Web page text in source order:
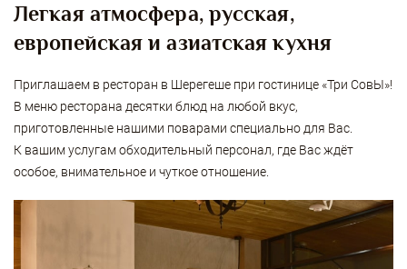
Легкая атмосфера, русская,
европейская и азиатская кухня
Приглашаем в ресторан в Шерегеше при гостинице «Три СовЫ»!
В меню ресторана десятки блюд на любой вкус,
приготовленные нашими поварами специально для Вас.
К вашим услугам обходительный персонал, где Вас ждёт
особое, внимательное и чуткое отношение.